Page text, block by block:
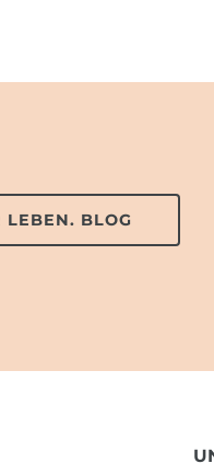
LEBEN. BLOG